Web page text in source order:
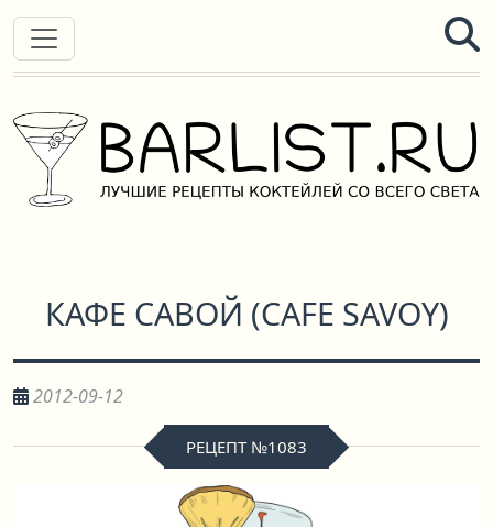
КАФЕ САВОЙ (CAFE SAVOY)
2012-09-12
РЕЦЕПТ №1083